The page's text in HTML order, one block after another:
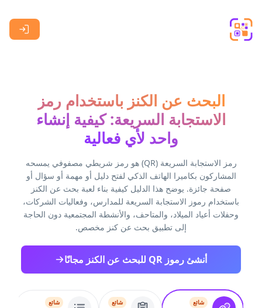
البحث عن الكنز باستخدام رمز
الاستجابة السريعة: كيفية إنشاء
واحد لأي فعالية
رمز الاستجابة السريعة (QR) هو رمز شريطي مصفوفي يمسحه
المشاركون بكاميرا الهاتف الذكي لفتح دليل أو مهمة أو سؤال أو
صفحة جائزة. يوضح هذا الدليل كيفية بناء لعبة بحث عن الكنز
باستخدام رموز الاستجابة السريعة للمدارس، وفعاليات الشركات،
وحفلات أعياد الميلاد، والمتاحف، والأنشطة المجتمعية دون الحاجة
إلى تطبيق بحث عن كنز مخصص.
أنشئ رموز QR للبحث عن الكنز مجانًا
شائع شائع شائع